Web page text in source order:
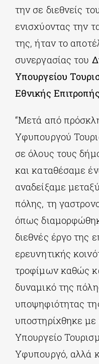
την σε διεθνείς
ενισχύοντας την
της, ήταν το
συνεργασίας του
Υπουργείου
Εθνικής
“Μετά από
Υφυπουργού
σε όλους τους
και καταθέσαμε
αναδείξαμε
πόλης, τη
όπως
διεθνές έργο της
ερευνητικής
τροφίμων καθώς
δυναμικό της
υποψηφιότητας
υποστηρίχθηκε με
Υπουργείο
Υφυπουργό, αλλά